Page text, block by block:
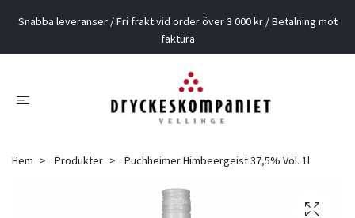
Snabba leveranser / Fri frakt vid order över 3 000 kr / Betalning mot
faktura
Hem Produkter Puchheimer Himbeergeist 37,5% Vol. 1l